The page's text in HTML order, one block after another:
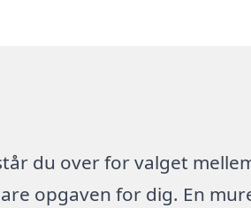
du over for valget
opgaven for dig. En